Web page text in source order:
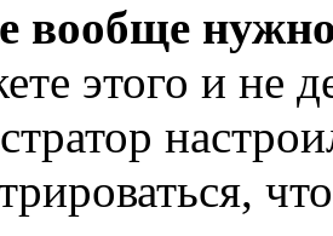
вообще
этого и не